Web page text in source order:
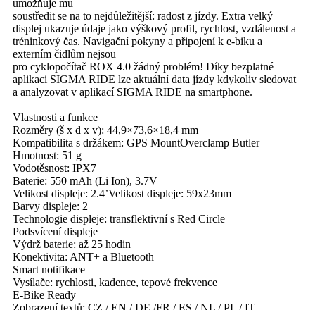
umožňuje mu
soustředit se na to nejdůležitější: radost z jízdy. Extra velký
displej ukazuje údaje jako výškový profil, rychlost, vzdálenost a
tréninkový čas. Navigační pokyny a připojení k e-biku a
externím čidlům nejsou
pro cyklopočítač ROX 4.0 žádný problém! Díky bezplatné
aplikaci SIGMA RIDE lze aktuální data jízdy kdykoliv sledovat
a analyzovat v aplikací SIGMA RIDE na smartphone.
Vlastnosti a funkce
Rozměry (š x d x v): 44,9×73,6×18,4 mm
Kompatibilita s držákem: GPS MountOverclamp Butler
Hmotnost: 51 g
Vodotěsnost: IPX7
Baterie: 550 mAh (Li Ion), 3.7V
Velikost displeje: 2.4’Velikost displeje: 59x23mm
Barvy displeje: 2
Technologie displeje: transflektivní s Red Circle
Podsvícení displeje
Výdrž baterie: až 25 hodin
Konektivita: ANT+ a Bluetooth
Smart notifikace
Vysílače: rychlosti, kadence, tepové frekvence
E-Bike Ready
Zobrazení textů: CZ / EN / DE /FR / ES / NL / PL / IT